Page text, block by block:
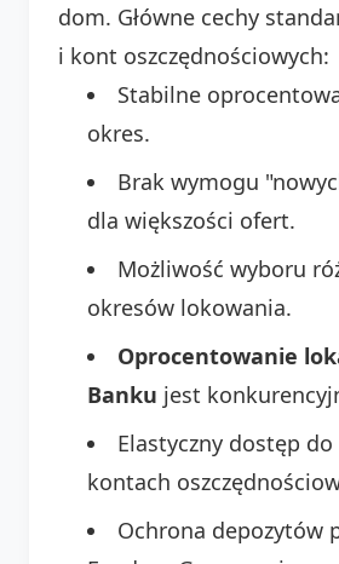
dom. Główne cechy
i kont oszczędnościowych:
Stabilne
okres.
Brak wymogu
dla większości ofert.
Możliwość wyboru
okresów lokowania.
Oprocentowanie
Banku jest
Elastyczny dostęp
kontach
Ochrona depozytów